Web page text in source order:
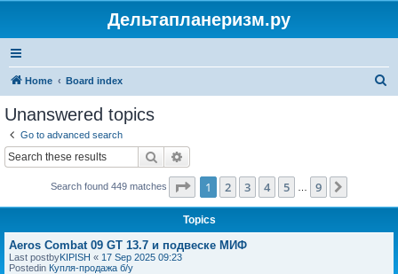
Дельтапланеризм.ру
Home Board index
Unanswered topics
Go to advanced search
Search
Search found 449 matches Page 1of 9
1 2 3 4 5 9
Topics
Aeros Combat 09 GT 13.7 и подвеске МИФ
Last postbyKIPISH « 17 Sep 2025 09:23
Postedin Купля-продажа б/у